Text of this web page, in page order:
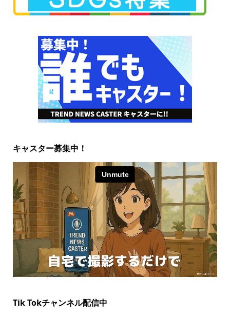
キャスター募集中！
Tik Tokチャンネル配信中